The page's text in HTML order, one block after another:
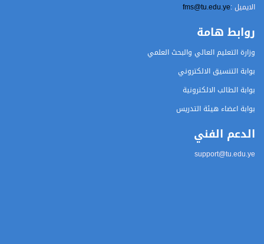
الايميل :fms@tu.edu.ye
روابط هامة
وزارة التعليم العالي والبحث العلمي
بوابة التنسيق الالكتروني
بوابة الطالب الالكترونية
بوابة اعضاء هيئة التدريس
الدعم الفني
support@tu.edu.ye